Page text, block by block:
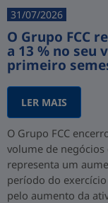
31/07/2026
O Grupo FCC
a 13 % no seu
primeiro
LER MAIS
O Grupo FCC
volume de negócios
representa um
período do
pelo aumento da